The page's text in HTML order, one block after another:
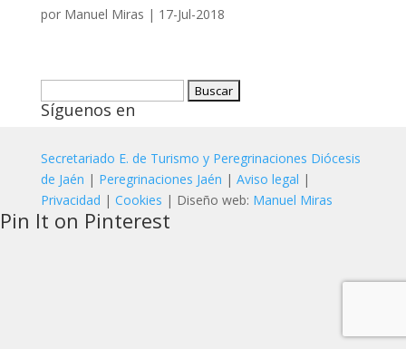
por Manuel Miras | 17-Jul-2018
Síguenos en
Secretariado E. de Turismo y Peregrinaciones Diócesis
de Jaén | Peregrinaciones Jaén | Aviso legal |
Privacidad | Cookies | Diseño web: Manuel Miras
Pin It on Pinterest